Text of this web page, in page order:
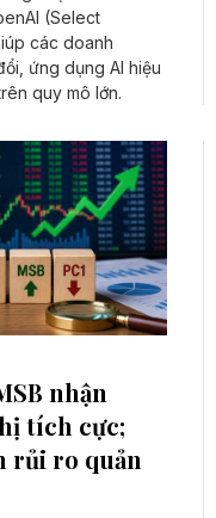
(Select
các doanh
ứng dụng AI hiệu
quy mô lớn.
nhận
tích cực;
rủi ro quản